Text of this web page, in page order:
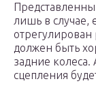
лишь в случае,
должен быть
задние колеса.
сцепления